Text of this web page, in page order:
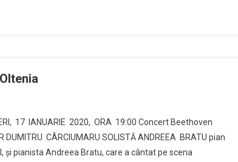
17 IANUARIE 2020, ORA 19:00 Concert Beethoven
DUMITRU CÂRCIUMARU SOLISTĂ ANDREEA BRATU pian
Andreea Bratu, care a cântat pe scena